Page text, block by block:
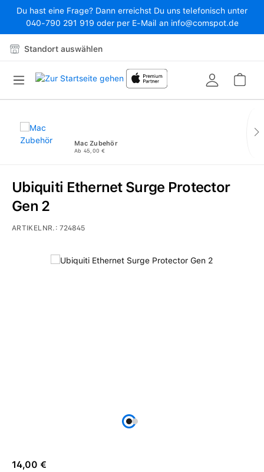
Zum Hauptinhalt springen
Du hast eine Frage? Dann erreichst Du uns telefonisch unter
040-790 291 919 oder per E-Mail an info@comspot.de
Standort auswählen
Mac Zubehör
Ab 45,00 €
Bildergalerie überspringen
Ubiquiti Ethernet Surge Protector
Gen 2
ARTIKELNR.:724845
Regulärer Preis:
14,00 €